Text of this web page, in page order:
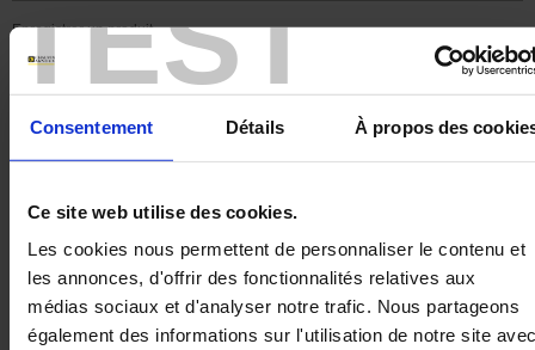
TEST
Consentement Détails À propos des
Ce site web utilise des cookies.
Les cookies nous permettent de personnaliser le contenu et
les annonces, d'offrir des fonctionnalités relatives aux
médias sociaux et d'analyser notre trafic. Nous partageons
également des informations sur l'utilisation de notre site
Enregistrer un produit
Plus de questions sans
réponse !
Une réponse à toutes les questions que vous vous
posez sur les produits Chauvin Arnoux Energy dans